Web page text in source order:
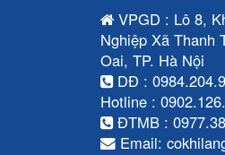
VPGD : Lô 8,
Nghiệp Xã Thanh
Oai, TP. Hà Nội
DĐ :
Hotline :
ĐTMB :
Email: